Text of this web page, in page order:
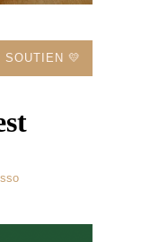
SOUTIEN 💛